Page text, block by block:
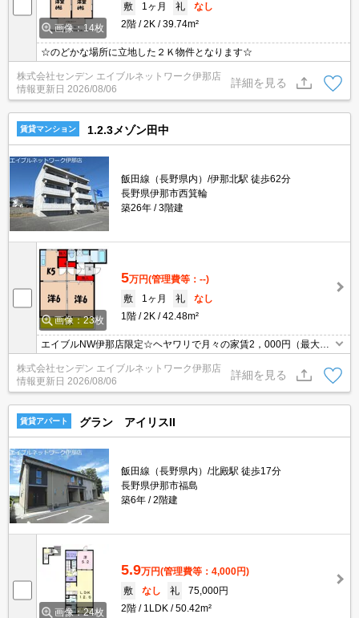
画像：14枚
敷 1ヶ月 礼
なし
2階
2K 39.74m²
☆のどかな場所に立地した２Ｋ物件となります☆
株式会社センデン エイブルネットワーク伊那店
情報更新日 2026/08/06
詳細を見る
賃貸マンション 1.2.3メゾン田中
飯田線（長野県内）/伊那北駅 徒歩62分
長野県伊那市西箕輪
築26年
3階建
画像：23枚
5万円(管理費等：--)
敷
1ヶ月 礼
なし
1階
2K 42.48m²
エイブルNW伊那店限定☆ヘヤワリで月々の家賃2，000円（最大24
ヶ月）割引可☆
株式会社センデン エイブルネットワーク伊那店
情報更新日 2026/08/06
詳細を見る
賃貸アパート グラン アイリスII
飯田線（長野県内）/北殿駅 徒歩17分
長野県伊那市福島
築6年
2階建
画像：24枚
5.9万円(管理費等：4,000円)
敷
なし 礼
75,000円
2階
1LDK 50.42m²